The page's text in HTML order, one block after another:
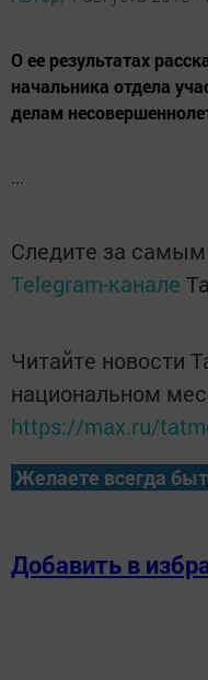
О ее результатах
начальника отдела
делам
...
Следите за
Telegram-канале
Читайте новости
национальном
https://max.ru/
Желаете всегда
Добавить в